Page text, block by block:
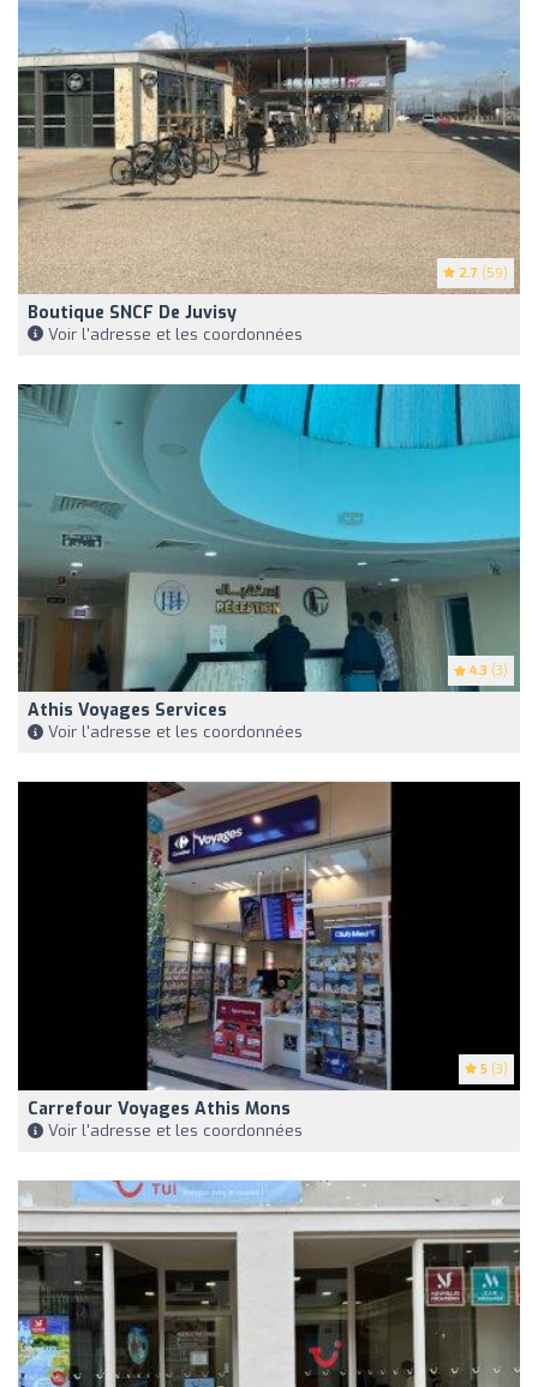
2.7 (59)
Boutique SNCF De Juvisy
Voir l'adresse et les coordonnées
4.3 (3)
Athis Voyages Services
Voir l'adresse et les coordonnées
5 (3)
Carrefour Voyages Athis Mons
Voir l'adresse et les coordonnées